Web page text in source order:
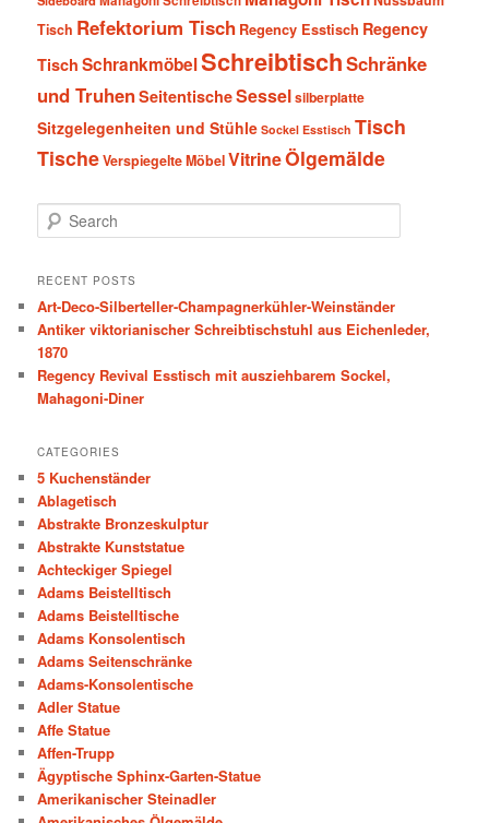
Tisch Refektorium Tisch Regency Esstisch Regency
Tisch SchrankmöbelSchreibtischSchränke
und TruhenSeitentischeSesselsilberplatte
Sitzgelegenheiten und Stühle Sockel Esstisch Tisch
TischeVerspiegelte MöbelVitrineÖlgemälde
e
r
h
RECENT POSTS
Art-Deco-Silberteller-Champagnerkühler-Weinständer
Antiker viktorianischer Schreibtischstuhl aus Eichenleder,
1870
Regency Revival Esstisch mit ausziehbarem Sockel,
Mahagoni-Diner
CATEGORIES
5 Kuchenständer
Ablagetisch
Abstrakte Bronzeskulptur
Abstrakte Kunststatue
Achteckiger Spiegel
Adams Beistelltisch
Adams Beistelltische
Adams Konsolentisch
Adams Seitenschränke
Adams-Konsolentische
Adler Statue
Affe Statue
Affen-Trupp
Ägyptische Sphinx-Garten-Statue
Amerikanischer Steinadler